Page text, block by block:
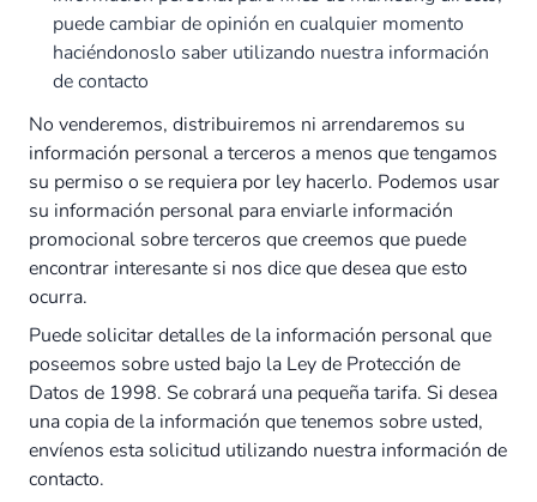
puede cambiar de opinión en cualquier momento
haciéndonoslo saber utilizando nuestra información
de contacto
No venderemos, distribuiremos ni arrendaremos su
información personal a terceros a menos que tengamos
su permiso o se requiera por ley hacerlo. Podemos usar
su información personal para enviarle información
promocional sobre terceros que creemos que puede
encontrar interesante si nos dice que desea que esto
ocurra.
Puede solicitar detalles de la información personal que
poseemos sobre usted bajo la Ley de Protección de
Datos de 1998. Se cobrará una pequeña tarifa. Si desea
una copia de la información que tenemos sobre usted,
envíenos esta solicitud utilizando nuestra información de
contacto.